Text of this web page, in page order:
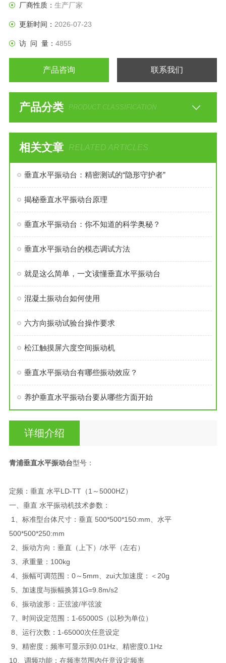
厂商性质： 生产厂家
更新时间： 2026-07-23
访 问 量： 4855
产品咨询 联系我们
产品分类 PRODUCT CLASSIFICATION
相关文章 RELATED ARTICLES
垂直水平振动台：精密测试的“隐形守护者”
揭秘垂直水平振动台原理
垂直水平振动台：你不知道的科学奥秘？
垂直水平振动台的模态调试方法
就是这么简单，一文读懂垂直水平振动台
混凝土振动台如何使用
六方向振动试验台操作要求
松江触摸屏六度空间振动机
垂直水平振动台有哪些振动效应？
养护垂直水平振动台要从哪些方面开始
详细介绍
青浦垂直水平振动台型号：
定频：垂直 水平LD-TT（1～5000HZ）
一、垂直 水平振动机技术参数：
1、标准型台体尺寸：垂直 500*500*150:mm、水平
500*500*250:mm
2、振动方向：垂直（上下）/水平（左右）
3、承重量：100kg
4、振幅可调范围：0～5mm、zui大加速度：＜20g
5、加速度与振幅换算1G=9.8m/s2
6、振动波形：正弦波/半弦波
7、时间设定范围：1-65000S（以秒为单位）
8、运行次数：1-65000次任意设定
9、精密度：频率可显示到0.01Hz、精密度0.1Hz
10、调频功能：在频率范围內任意设定频率